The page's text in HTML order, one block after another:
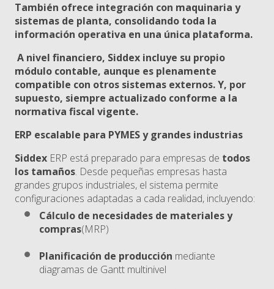
También ofrece integración con maquinaria y
sistemas de planta, consolidando toda la
información operativa en una única plataforma.
A nivel financiero, Siddex incluye su propio
módulo contable, aunque es plenamente
compatible con otros sistemas externos. Y, por
supuesto, siempre actualizado conforme a la
normativa fiscal vigente.
ERP escalable para PYMES y grandes industrias
Siddex ERP está preparado para empresas de todos
los tamaños. Desde pequeñas empresas hasta
grandes grupos industriales, el sistema permite
configuraciones adaptadas a cada realidad, incluyendo:
Cálculo de necesidades de materiales y
compras(MRP)
Planificación de producción mediante
diagramas de Gantt multinivel